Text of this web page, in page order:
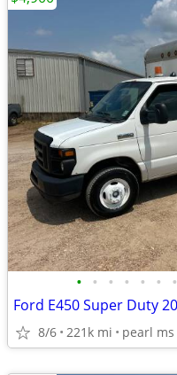
• • • • • • •
8/6 221k mi pearl ms